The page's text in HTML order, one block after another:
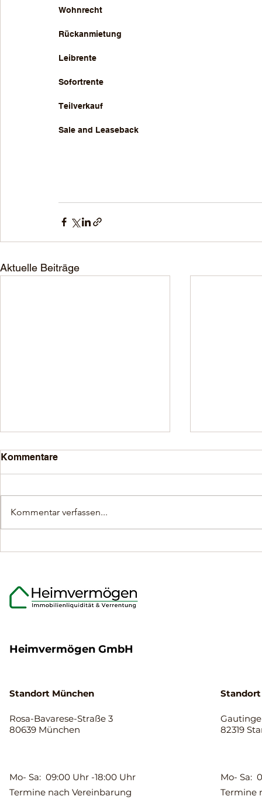
Wohnrecht
Rückanmietung
Leibrente
Sofortrente
Teilverkauf
Sale and Leaseback
Aktuelle Beiträge
wissen sollten.
Kommentare
Kommentar verfassen...
Heimvermögen GmbH
Standort München
Rosa-Bavarese-Straße 3
80639 München
82319
Mo- Sa: 09:00 Uhr -18:00 Uhr
Termine nach Vereinbarung
Mo- Sa:
Termine